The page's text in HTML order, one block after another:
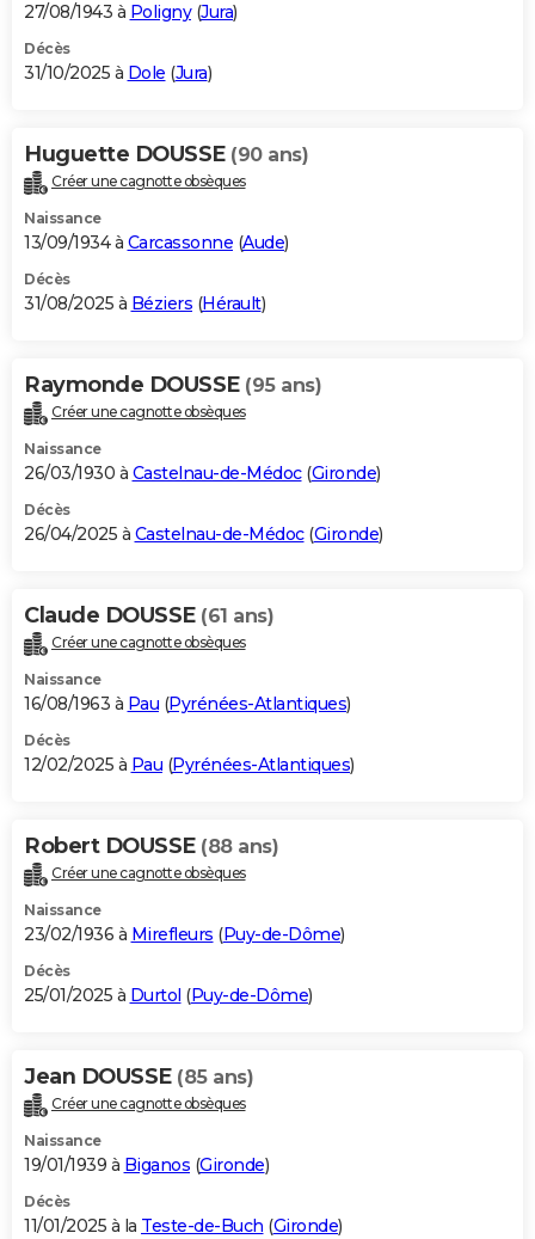
27/08/1943 à Poligny(Jura)
Décès
31/10/2025 à Dole (Jura)
Huguette DOUSSE (90 ans)
Créer une cagnotte obsèques
Naissance
13/09/1934 à Carcassonne (Aude)
Décès
31/08/2025 à Béziers (Hérault)
Raymonde DOUSSE (95 ans)
Créer une cagnotte obsèques
Naissance
26/03/1930 à Castelnau-de-Médoc(Gironde)
Décès
26/04/2025 à Castelnau-de-Médoc(Gironde)
Claude DOUSSE (61 ans)
Créer une cagnotte obsèques
Naissance
16/08/1963 à Pau (Pyrénées-Atlantiques)
Décès
12/02/2025 à Pau (Pyrénées-Atlantiques)
Robert DOUSSE (88 ans)
Créer une cagnotte obsèques
Naissance
23/02/1936 à Mirefleurs (Puy-de-Dôme)
Décès
25/01/2025 à Durtol (Puy-de-Dôme)
Jean DOUSSE (85 ans)
Créer une cagnotte obsèques
Naissance
19/01/1939 à Biganos (Gironde)
Décès
11/01/2025 à la Teste-de-Buch (Gironde)